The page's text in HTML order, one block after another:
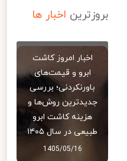
بروزترین اخبار ها
اخبار امروز کاشت
ابرو و قیمت‌های
باورنکردنی؛ بررسی
جدیدترین روش‌ها و
هزینه کاشت ابرو
طبیعی در سال ۱۴۰۵
1405/05/16